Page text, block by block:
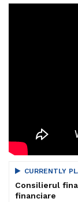
CURRENTLY
Consilierul
financiare